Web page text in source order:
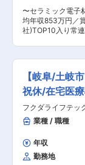
をつけることがで
立ちができる想定です。 ■当社の
業は専門的知識よ
ファンをどれだけ
す。単にモノを売
客様に合わせた
をご提案していま
す。 ・エキスパ
を遂行、部門の技
マネジメント（プ
に注力） ※志向や
テーションを含め
高い技術力が強
ス部品は他社製品
り、次世代通信
導体など次世代を
ます。また難易度
技術力から、利益
っています。 ◇
化日5日）／コア
（フリータイム制
得奨励日の設定／
〜セラミック電子
均年収853万円／
社)TOP10入り常
アース・有機溶剤
2ndソース探索
約を主導する
る原価改善の実施 ■期待する役割： 当社の購入
品を調達リスクで
とした様々な調達
構築していただき
先を自ら選定し、
す。 ■ポジションの魅力： 成長を続ける当社の
調達品は常に地政
材がたくさんあり
【岐阜/土岐市】医
祝休/在宅医
フクダライフテッ
業種 / 職種
年収
勤務地